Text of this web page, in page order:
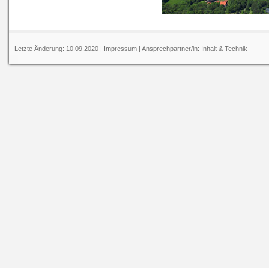
Letzte Änderung: 10.09.2020 | Impressum | Ansprechpartner/in: Inhalt &Technik